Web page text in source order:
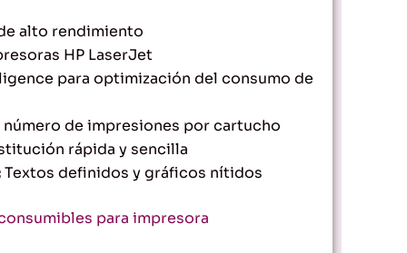
alto rendimiento
HP LaserJet
para optimización del consumo de
número de impresiones por cartucho
rápida y sencilla
Textos definidos y gráficos nítidos
para impresora